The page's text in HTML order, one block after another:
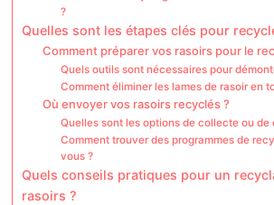
?
Quelles sont les étapes clés pour
Comment préparer vos rasoirs pour le
Quels outils sont nécessaires pour
Comment éliminer les lames de rasoir en
Où envoyer vos rasoirs recyclés ?
Quelles sont les options de collecte ou de
Comment trouver des programmes de
vous ?
Quels conseils pratiques pour un
rasoirs ?